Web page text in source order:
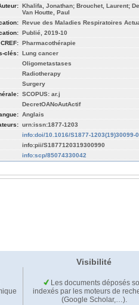
Khalifa, Jonathan; Brouchet, Laurent;
Van Houtte, Paul
Revue des Maladies Respiratoires
Publié, 2019-10
Pharmacothérapie
clés: Lung cancer
Oligometastases
Radiotherapy
Surgery
SCOPUS: ar.j
DecretOANoAutActif
Anglais
urn:issn:1877-1203
info:doi/10.1016/S1877-1203(19)30099-0
info:pii/S1877120319300990
info:scp/85074330042
Visibilité
Les documents déposés
indexés par les moteurs de
(Google Scholar,…).